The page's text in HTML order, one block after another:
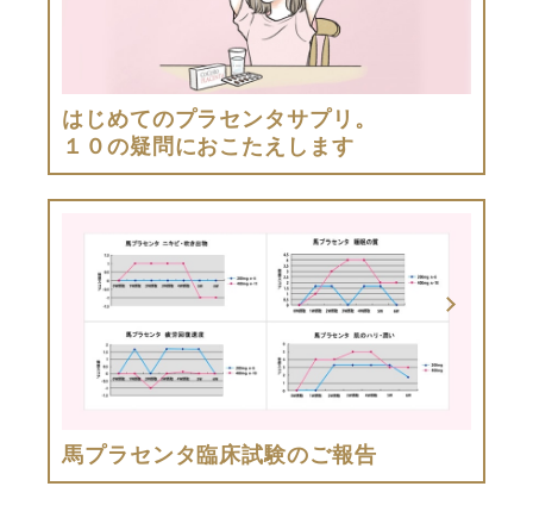
はじめてのプラセンタサプリ。
１０の疑問におこたえします
馬プラセンタ臨床試験のご報告